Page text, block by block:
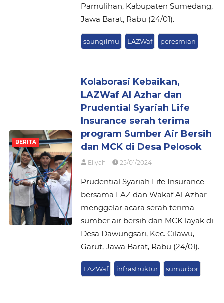
Pamulihan, Kabupaten Sumedang,
Jawa Barat, Rabu (24/01).
saungilmu LAZWaf peresmian
BERITA
Kolaborasi Kebaikan,
LAZWaf Al Azhar dan
Prudential Syariah Life
Insurance serah terima
program Sumber Air Bersih
dan MCK di Desa Pelosok
Eliyah 25/01/2024
Prudential Syariah Life Insurance
bersama LAZ dan Wakaf Al Azhar
menggelar acara serah terima
sumber air bersih dan MCK layak di
Desa Dawungsari, Kec. Cilawu,
Garut, Jawa Barat, Rabu (24/01).
LAZWaf infrastruktur sumurbor